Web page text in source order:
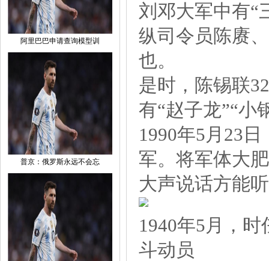
阿里巴巴申请查询模型训
普京：俄罗斯永远不会忘
刘邓大军中有“
纵司令员陈赓
也。
是时，陈锡联
有“赵子龙”“小
1990年5月23
军。将军体大
大声说话方能
1940年5月，
斗动员